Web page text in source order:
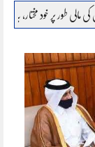
بااحتیار بنانا ہمارا عزم :